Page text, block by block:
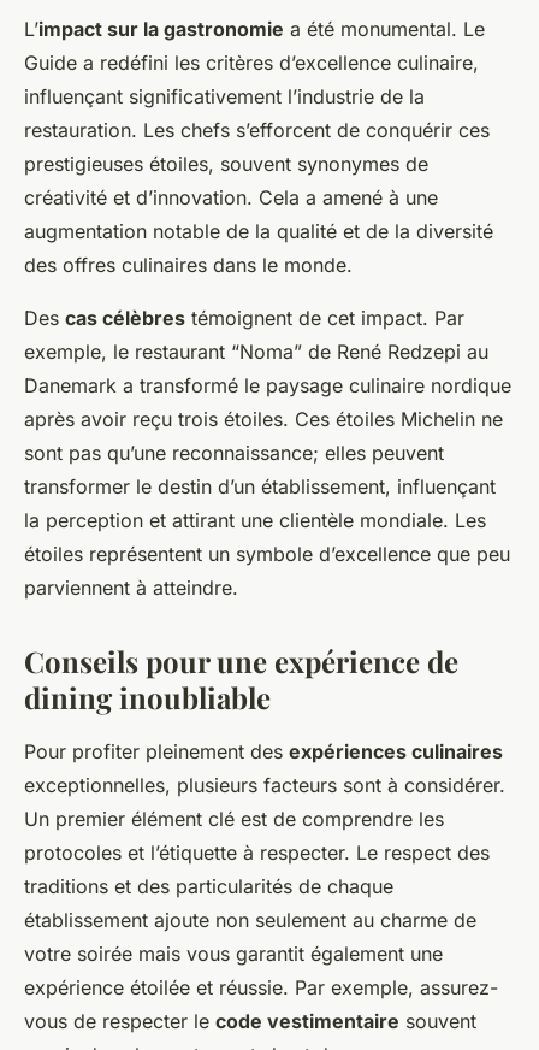
L’impact sur la gastronomie a été monumental. Le
Guide a redéfini les critères d’excellence culinaire,
influençant significativement l’industrie de la
restauration. Les chefs s’efforcent de conquérir ces
prestigieuses étoiles, souvent synonymes de
créativité et d’innovation. Cela a amené à une
augmentation notable de la qualité et de la diversité
des offres culinaires dans le monde.
Des cas célèbres témoignent de cet impact. Par
exemple, le restaurant “Noma” de René Redzepi au
Danemark a transformé le paysage culinaire nordique
après avoir reçu trois étoiles. Ces étoiles Michelin ne
sont pas qu’une reconnaissance; elles peuvent
transformer le destin d’un établissement, influençant
la perception et attirant une clientèle mondiale. Les
étoiles représentent un symbole d’excellence que peu
parviennent à atteindre.
Conseils pour une expérience de
dining inoubliable
Pour profiter pleinement des expériences culinaires
exceptionnelles, plusieurs facteurs sont à considérer.
Un premier élément clé est de comprendre les
protocoles et l’étiquette à respecter. Le respect des
traditions et des particularités de chaque
établissement ajoute non seulement au charme de
votre soirée mais vous garantit également une
expérience étoilée et réussie. Par exemple, assurez-
vous de respecter le code vestimentaire souvent